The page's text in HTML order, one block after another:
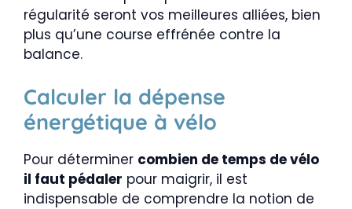
régularité seront vos meilleures alliées, bien
plus qu’une course effrénée contre la
balance.
Calculer la dépense
énergétique à vélo
Pour déterminer combien de temps de vélo
il faut pédaler pour maigrir, il est
indispensable de comprendre la notion de